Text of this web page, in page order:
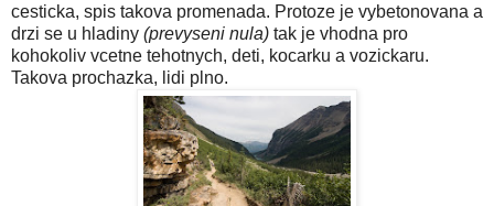
cesticka, spis takova promenada. Protoze je vybetonovana a
drzi se u hladiny (prevyseni nula) tak je vhodna pro
kohokoliv vcetne tehotnych, deti, kocarku a vozickaru.
Takova prochazka, lidi plno.